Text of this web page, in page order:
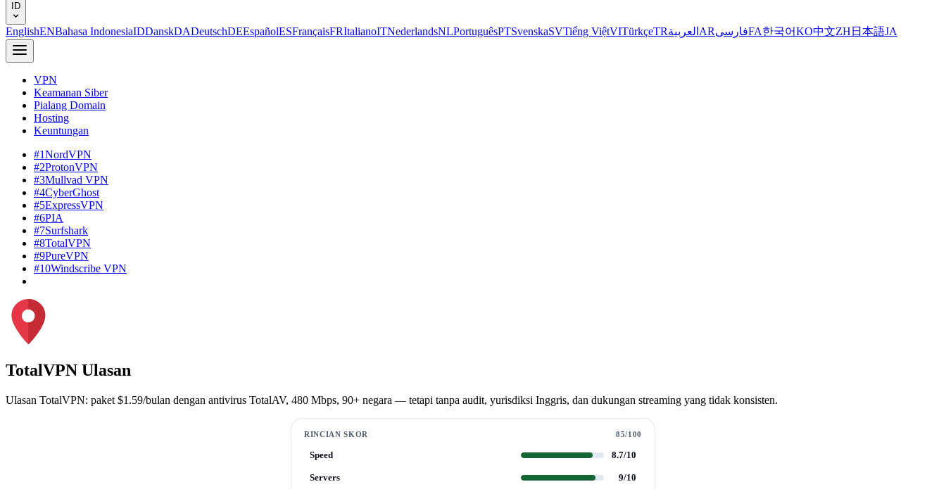
ID
EnglishENBahasa IndonesiaIDDanskDADeutschDEEspañolESFrançaisFRItalianoITNederlandsNLPortuguêsPTSvenskaSVTiếng ViệtVITürkçeTRالعربية ARفارسیFA한국어KO中文ZH 日本語JA
VPN
Keamanan Siber
Pialang Domain
Hosting
Keuntungan
#1NordVPN
#2ProtonVPN
#3Mullvad VPN
#4CyberGhost
#5ExpressVPN
#6PIA
#7Surfshark
#8TotalVPN
#9PureVPN
#10Windscribe VPN
TotalVPN Ulasan
Ulasan TotalVPN: paket $1.59/bulan dengan antivirus TotalAV, 480 Mbps, 90+ negara — tetapi tanpa audit, yurisdiksi Inggris, dan dukungan streaming yang tidak konsisten.
RINCIAN SKOR 85/100
Speed 8.7/10
Servers 9/10